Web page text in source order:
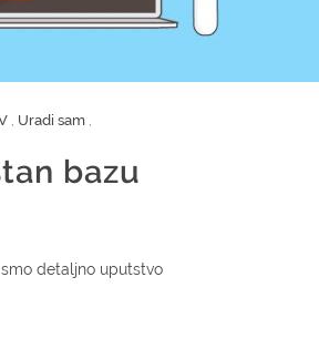
, Uradi sam ,
bazu
detaljno uputstvo